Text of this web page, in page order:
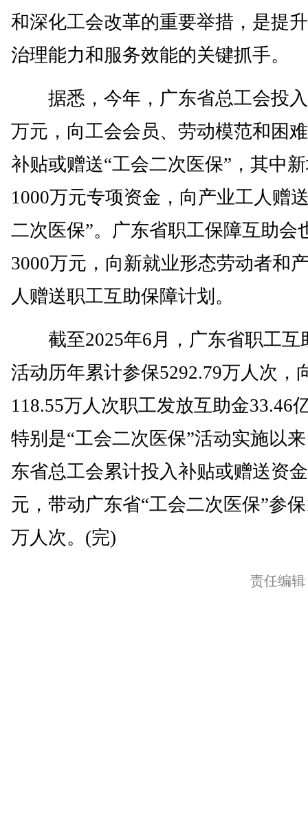
和深化工会改革的重要举措，是提
治理能力和服务效能的关键抓手。
据悉，今年，广东省总工会投入
万元，向工会会员、劳动模范和困
补贴或赠送“工会二次医保”，其中
1000万元专项资金，向产业工人赠
二次医保”。广东省职工保障互助会
3000万元，向新就业形态劳动者和
人赠送职工互助保障计划。
截至2025年6月，广东省职工互
活动历年累计参保5292.79万人次，
118.55万人次职工发放互助金33.46
特别是“工会二次医保”活动实施以
东省总工会累计投入补贴或赠送资
元，带动广东省“工会二次医保”参
万人次。(完)
责任编